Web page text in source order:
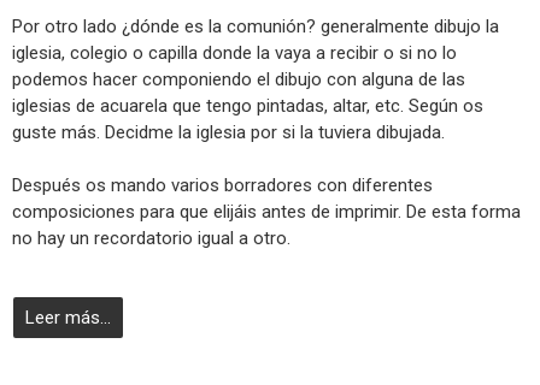
Por otro lado ¿dónde es la comunión? generalmente dibujo la
iglesia, colegio o capilla donde la vaya a recibir o si no lo
podemos hacer componiendo el dibujo con alguna de las
iglesias de acuarela que tengo pintadas, altar, etc. Según os
guste más. Decidme la iglesia por si la tuviera dibujada.
Después os mando varios borradores con diferentes
composiciones para que elijáis antes de imprimir. De esta forma
no hay un recordatorio igual a otro.
Leer más...